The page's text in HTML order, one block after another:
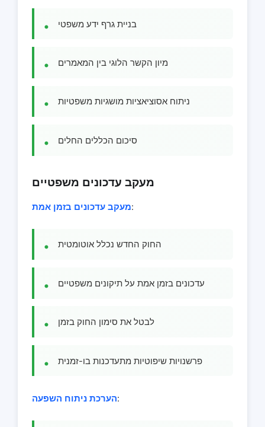
בניית גרף ידע משפטי
מיון הקשר הלוגי בין המאמרים
ניתוח אסוציאציות מושגיות משפטיות
סיכום הכללים החלים
מעקב עדכונים משפטיים
מעקב עדכונים בזמן אמת:
החוק החדש נכלל אוטומטית
עדכונים בזמן אמת על תיקונים משפטיים
לבטל את סימון החוק בזמן
פרשנויות שיפוטיות מתעדכנות בו-זמנית
הערכת ניתוח השפעה: